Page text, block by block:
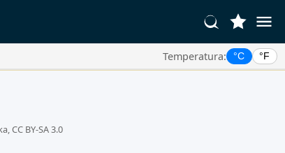
Temperatura: °C °F
CC BY-SA 3.0